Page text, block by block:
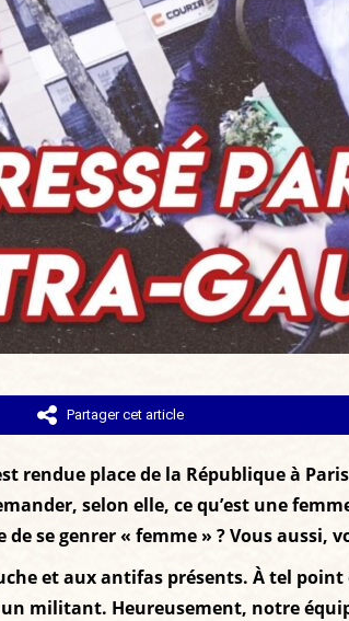
Partager cet article
rendue place de la République à
selon elle, ce qu’est une
se genrer « femme » ? Vous aussi,
et aux antifas présents. À tel
militant. Heureusement, notre